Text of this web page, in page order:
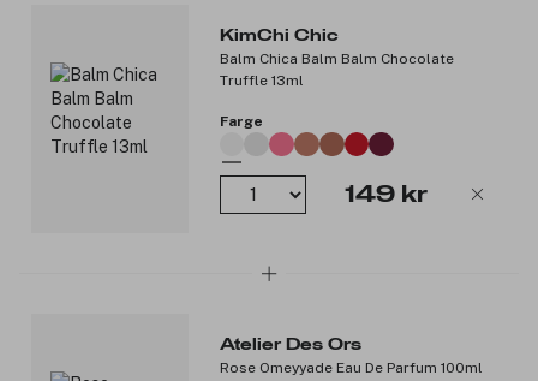
KimChi Chic
Balm Chica Balm Balm Chocolate
Truffle 13ml
Farge
149 kr
Atelier Des Ors
Rose Omeyyade Eau De Parfum 100ml